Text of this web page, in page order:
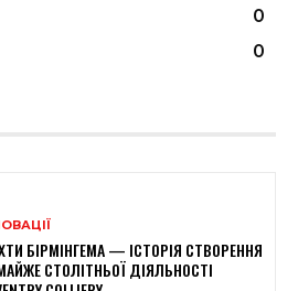
0
0
БІРМІНГЕМА — ІСТОРІЯ СТВОРЕННЯ
СТОЛІТНЬОЇ ДІЯЛЬНОСТІ